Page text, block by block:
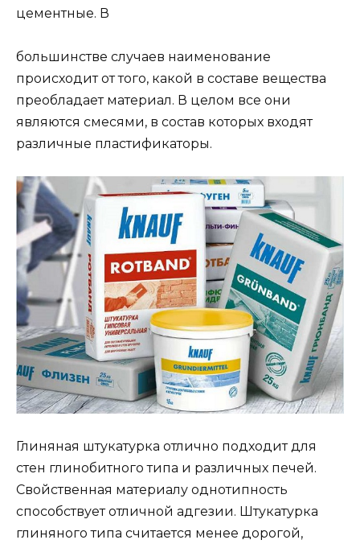
цементные. В
большинстве случаев наименование
происходит от того, какой в составе вещества
преобладает материал. В целом все они
являются смесями, в состав которых входят
различные пластификаторы.
Глиняная штукатурка отлично подходит для
стен глинобитного типа и различных печей.
Свойственная материалу однотипность
способствует отличной адгезии. Штукатурка
глиняного типа считается менее дорогой,